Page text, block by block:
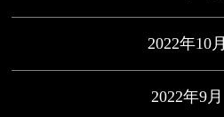
2022年10月
2022年9月